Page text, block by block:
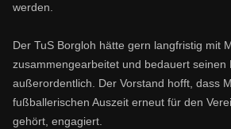
werden.
Der TuS Borgloh hätte gern langfristig mit
zusammengearbeitet und bedauert seinen
außerordentlich. Der Vorstand hofft, dass
fußballerischen Auszeit erneut für den
gehört, engagiert.